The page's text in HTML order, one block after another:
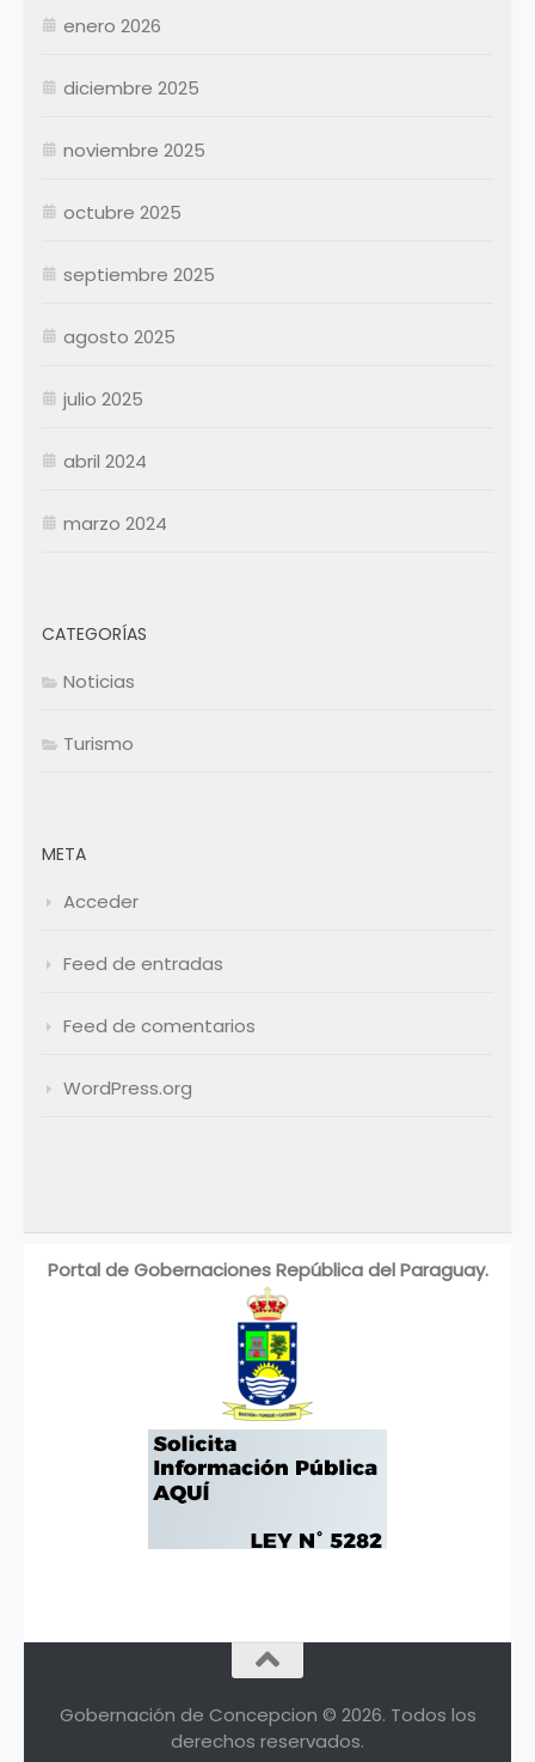
Junio
Agosto
Noviembre
Resumen Permanentes
Junio
Agosto
Noviembre
Resumen Permanentes
enero 2026
diciembre 2025
noviembre 2025
octubre 2025
septiembre 2025
agosto 2025
julio 2025
abril 2024
marzo 2024
CATEGORÍAS
Noticias
Turismo
META
Acceder
Feed de entradas
Feed de comentarios
WordPress.org
Portal de Gobernaciones República del Paraguay.
Gobernación de Concepcion © 2026. Todos los
derechos reservados.